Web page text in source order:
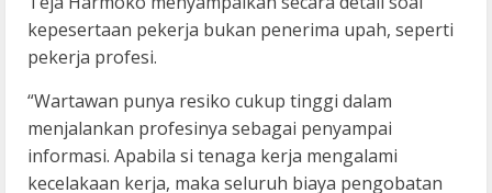
kepesertaan pekerja bukan penerima upah, seperti
pekerja profesi.
“Wartawan punya resiko cukup tinggi dalam
menjalankan profesinya sebagai penyampai
informasi. Apabila si tenaga kerja mengalami
kecelakaan kerja, maka seluruh biaya pengobatan